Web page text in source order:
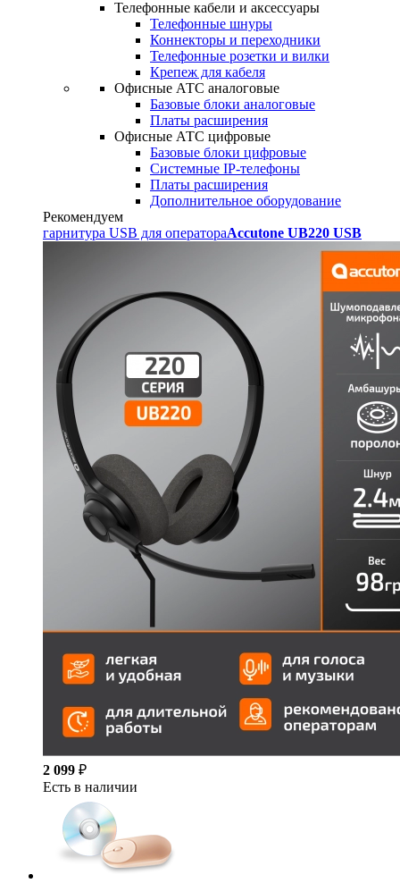
Телефонные кабели и аксессуары
Телефонные шнуры
Коннекторы и переходники
Телефонные розетки и вилки
Крепеж для кабеля
Офисные АТС аналоговые
Базовые блоки аналоговые
Платы расширения
Офисные АТС цифровые
Базовые блоки цифровые
Системные IP-телефоны
Платы расширения
Дополнительное оборудование
Рекомендуем
гарнитура USB для оператораAccutone UB220 USB
2 099 ₽
Есть в наличии